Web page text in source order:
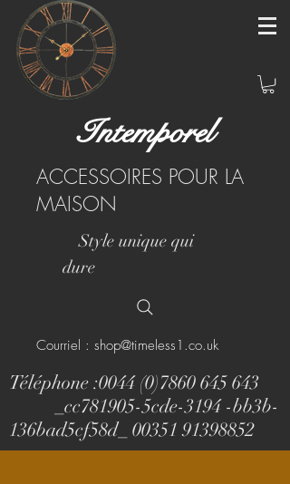
Intemporel
ACCESSOIRES POUR LA
MAISON
Style unique qui
dure
Courriel : shop@timeless1.co.uk
Téléphone :0044 (0)7860 645 643
_cc781905-5cde-3194 -bb3b-
136bad5cf58d_ 00351 91398852